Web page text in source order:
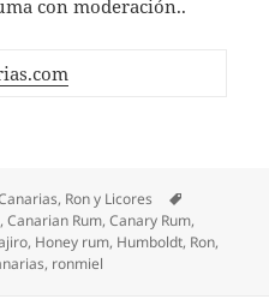
con moderación..
, Ron y Licores
,Canarian Rum,Canary Rum,
, Honey rum, Humboldt, Ron,
, ronmiel